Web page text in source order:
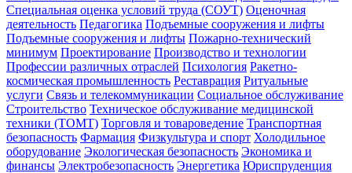
Специальная оценка условий труда (СОУТ) Оценочная
деятельность Педагогика Подъемные сооружения и лифты
Подъемные сооружения и лифты Пожарно-технический
минимум Проектирование Производство и технологии
Профессии различных отраслей Психология Ракетно-
космическая промышленность Реставрация Ритуальные
услуги Связь и телекоммуникации Социальное обслуживание
Строительство Техническое обслуживание медицинской
техники (ТОМТ) Торговля и товароведение Транспортная
безопасность Фармация Физкультура и спорт Холодильное
оборудование Экологическая безопасность Экономика и
финансы Электробезопасность Энергетика Юриспруденция